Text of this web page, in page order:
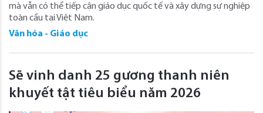
mà vẫn có thể tiếp cận giáo dục quốc tế và xây dựng sự nghiệp
toàn cầu tại Việt Nam.
Văn hóa - Giáo dục
Sẽ vinh danh 25 gương thanh niên
khuyết tật tiêu biểu năm 2026